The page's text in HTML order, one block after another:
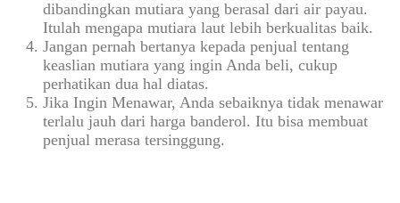
dibandingkan mutiara yang berasal dari air payau.
Itulah mengapa mutiara laut lebih berkualitas baik.
Jangan pernah bertanya kepada penjual tentang
keaslian mutiara yang ingin Anda beli, cukup
perhatikan dua hal diatas.
Jika Ingin Menawar, Anda sebaiknya tidak menawar
terlalu jauh dari harga banderol. Itu bisa membuat
penjual merasa tersinggung.